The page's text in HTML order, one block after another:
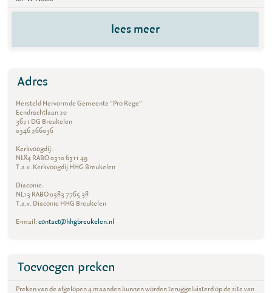
lees meer
Adres
Hersteld Hervormde Gemeente "Pro Rege"
Eendrachtlaan 20
3621 DG Breukelen
0346 266036
Kerkvoogdij:
NL84 RABO 0310 6311 49
T.a.v. Kerkvoogdij HHG Breukelen
Diaconie:
NL13 RABO 0383 7765 38
T.a.v. Diaconie HHG Breukelen
E-mail:contact@hhgbreukelen.nl
Toevoegen preken
Preken van de afgelopen 4 maanden kunnen worden teruggeluisterd op de site van